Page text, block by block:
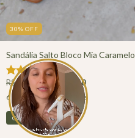
30% OFF
Sandália Salto Bloco Mia Caramelo
(1)
R$368,00
R$257,60
6 x de R$42,93 sem juros
COMPRAR